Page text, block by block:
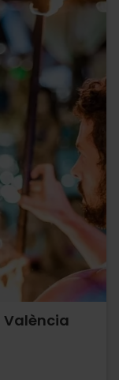
València